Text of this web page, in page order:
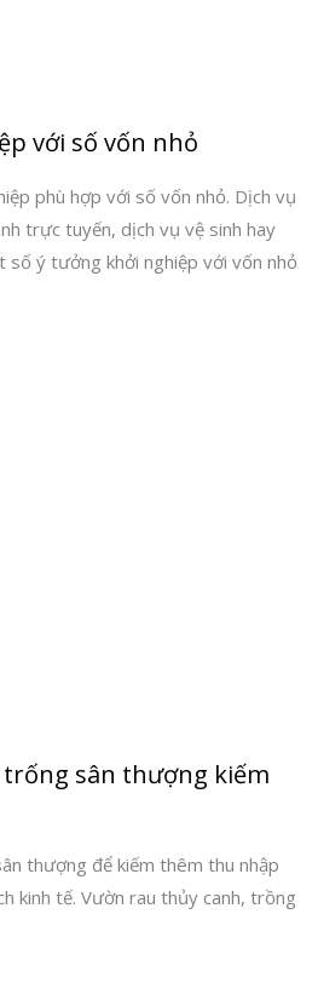
với số vốn nhỏ
phù hợp với số vốn nhỏ. Dịch vụ
trực tuyến, dịch vụ vệ sinh hay
số ý tưởng khởi nghiệp với vốn nhỏ
sân thượng kiếm
thượng để kiếm thêm thu nhập
kinh tế. Vườn rau thủy canh, trồng